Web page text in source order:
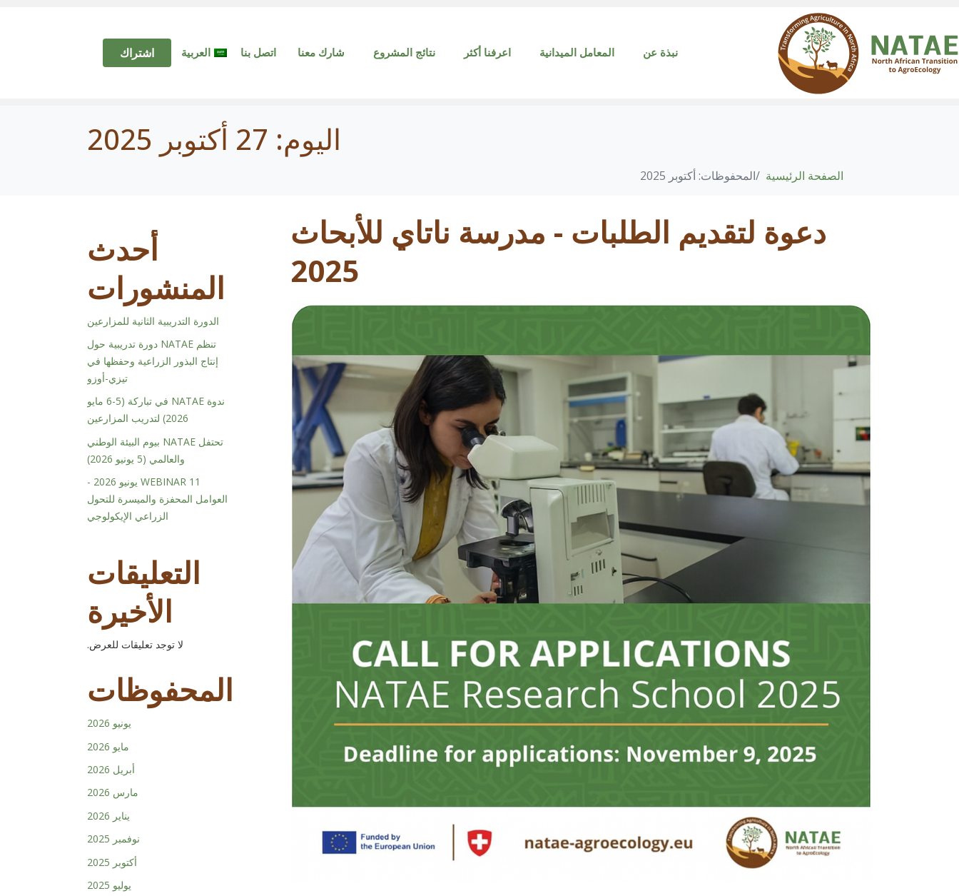
نبذة عن المعامل الميدانية اعرفنا أكثر نتائج المشروع شارك معنا اتصل بنا العربية اشتراك
اليوم: 27 أكتوبر 2025
الصفحة الرئيسية المحفوظات: أكتوبر 2025
دعوة لتقديم الطلبات - مدرسة ناتاي للأبحاث
2025
أحدث
المنشورات
الدورة التدريبية الثانية للمزارعين
تنظم NATAE دورة تدريبية حول
إنتاج البذور الزراعية وحفظها في
تيزي-أوزو
ندوة NATAE في تباركة (5-6 مايو
2026) لتدريب المزارعين
تحتفل NATAE بيوم البيئة الوطني
والعالمي (5 يونيو 2026)
WEBINAR 11 يونيو 2026 -
العوامل المحفزة والميسرة للتحول
الزراعي الإيكولوجي
التعليقات
الأخيرة
لا توجد تعليقات للعرض.
المحفوظات
يونيو 2026
مايو 2026
أبريل 2026
مارس 2026
يناير 2026
نوفمبر 2025
أكتوبر 2025
يوليو 2025